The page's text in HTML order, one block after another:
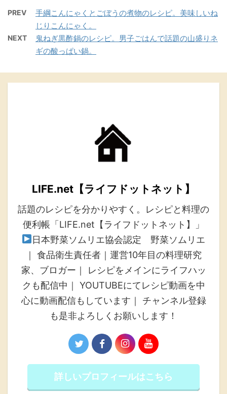
PREV
手綱こんにゃくとごぼうの煮物のレシピ。美味しいね
じりこんにゃく。
NEXT
鬼ねぎ黒酢鍋のレシピ。男子ごはんで話題の山盛りネ
ギの酸っぱい鍋。
LIFE.net【ライフドットネット】
話題のレシピを分かりやすく。レシピと料理の
便利帳「LIFE.net【ライフドットネット】」
日本野菜ソムリエ協会認定 野菜ソムリエ
｜ 食品衛生責任者｜運営10年目の料理研究
家、ブロガー｜ レシピをメインにライフハッ
クも配信中｜ YOUTUBEにてレシピ動画を中
心に動画配信もしています｜ チャンネル登録
も是非よろしくお願いします！
詳しいプロフィールはこちら